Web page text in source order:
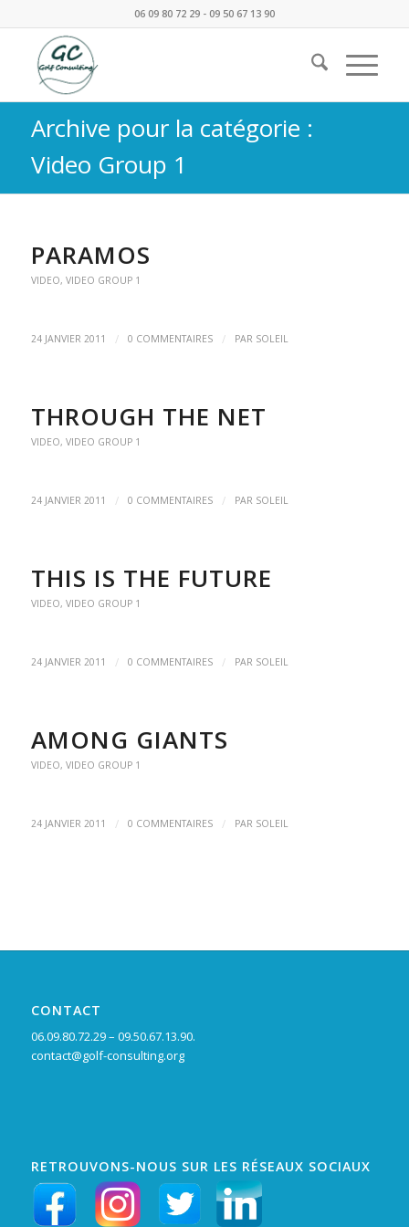
06 09 80 72 29 - 09 50 67 13 90
Archive pour la catégorie :
Video Group 1
PARAMOS
VIDEO, VIDEO GROUP 1
24 JANVIER 2011 / 0 COMMENTAIRES / PAR SOLEIL
THROUGH THE NET
VIDEO, VIDEO GROUP 1
24 JANVIER 2011 / 0 COMMENTAIRES / PAR SOLEIL
THIS IS THE FUTURE
VIDEO, VIDEO GROUP 1
24 JANVIER 2011 / 0 COMMENTAIRES / PAR SOLEIL
AMONG GIANTS
VIDEO, VIDEO GROUP 1
24 JANVIER 2011 / 0 COMMENTAIRES / PAR SOLEIL
CONTACT
06.09.80.72.29 – 09.50.67.13.90.
contact@golf-consulting.org
RETROUVONS-NOUS SUR LES RÉSEAUX SOCIAUX